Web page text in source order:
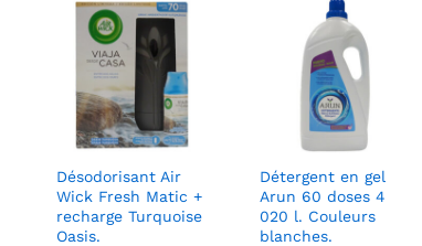
Désodorisant Air
Wick Fresh Matic +
recharge Turquoise
Oasis.
Détergent en gel
Arun 60 doses 4
020 l. Couleurs
blanches.